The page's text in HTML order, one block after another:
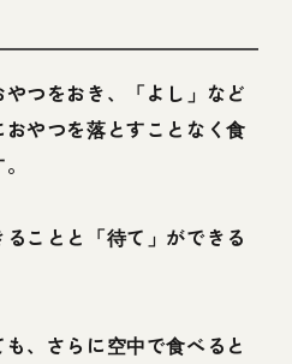
つをおき、「よし」など
やつを落とすことなく食
ことと「待て」ができる
、さらに空中で食べると